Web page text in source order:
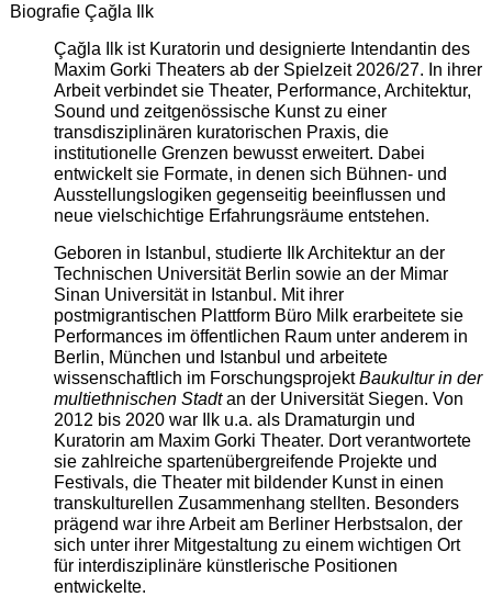
Biografie Çağla Ilk
Çağla Ilk ist Kuratorin und designierte Intendantin des
Maxim Gorki Theaters ab der Spielzeit 2026/27. In ihrer
Arbeit verbindet sie Theater, Performance, Architektur,
Sound und zeitgenössische Kunst zu einer
transdisziplinären kuratorischen Praxis, die
institutionelle Grenzen bewusst erweitert. Dabei
entwickelt sie Formate, in denen sich Bühnen- und
Ausstellungslogiken gegenseitig beeinflussen und
neue vielschichtige Erfahrungsräume entstehen.
Geboren in Istanbul, studierte Ilk Architektur an der
Technischen Universität Berlin sowie an der Mimar
Sinan Universität in Istanbul. Mit ihrer
postmigrantischen Plattform Büro Milk erarbeitete sie
Performances im öffentlichen Raum unter anderem in
Berlin, München und Istanbul und arbeitete
wissenschaftlich im ForschungsprojektBaukultur in der
multiethnischen Stadtan der Universität Siegen. Von
2012 bis 2020 war Ilk u.a. als Dramaturgin und
Kuratorin am Maxim Gorki Theater. Dort verantwortete
sie zahlreiche spartenübergreifende Projekte und
Festivals, die Theater mit bildender Kunst in einen
transkulturellen Zusammenhang stellten. Besonders
prägend war ihre Arbeit am Berliner Herbstsalon, der
sich unter ihrer Mitgestaltung zu einem wichtigen Ort
für interdisziplinäre künstlerische Positionen
entwickelte.